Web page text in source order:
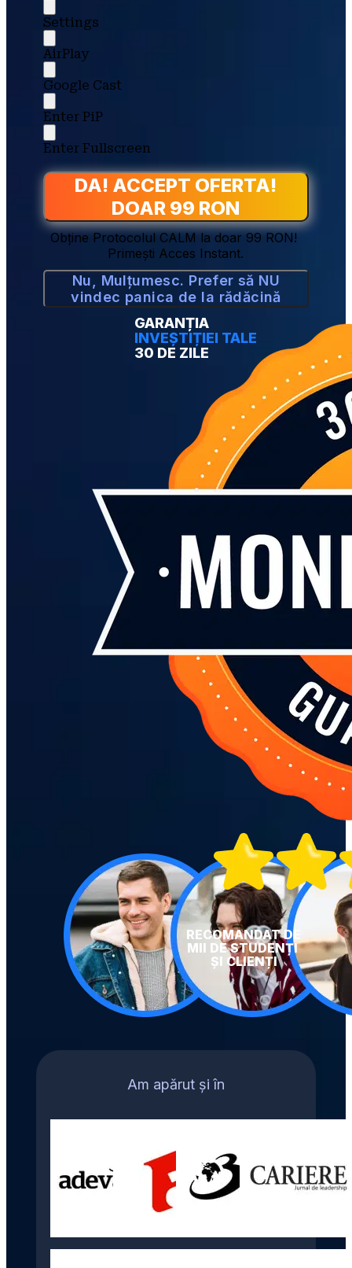
Am apărut și în
Settings
AirPlay
Google Cast
Enter PiP
Enter Fullscreen
DA! ACCEPT OFERTA!
DOAR 99 RON
Obține Protocolul CALM la doar 99 RON!
Primești Acces Instant.
Nu, Mulțumesc. Prefer să NU
vindec panica de la rădăcină
GARANȚIA
INVEȘTIȚIEI TALE
30 DE ZILE
RECOMANDAT DE
MII DE STUDENȚI
ȘI CLIENȚI